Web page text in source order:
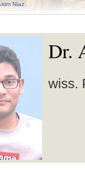
Niaz
Dr.
wiss.